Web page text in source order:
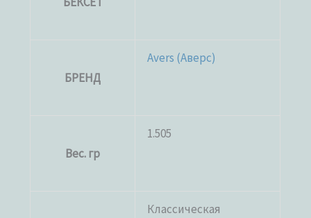
БРЕНД
Avers (Аверс)
Вес. гр
1.505
Классическая